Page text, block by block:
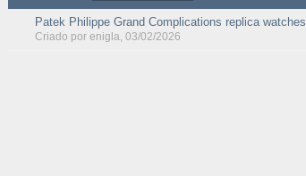
Patek Philippe Grand Complications replica watches
Criado por enigla, 03/02/2026